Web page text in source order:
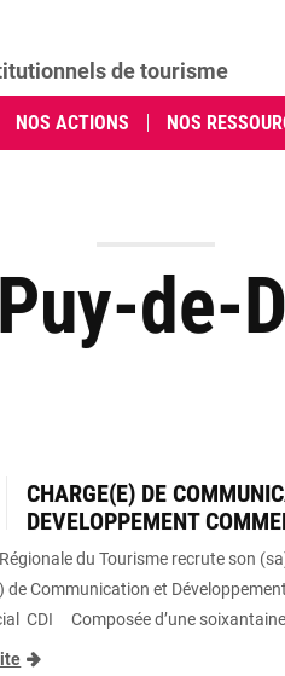
de tourisme
NOS ACTIONS NOS
de-
CHARGE(E) DE
DEVELOPPEMENT
Régionale du Tourisme recrute son
de Communication et Développement
CDI Composée d’une